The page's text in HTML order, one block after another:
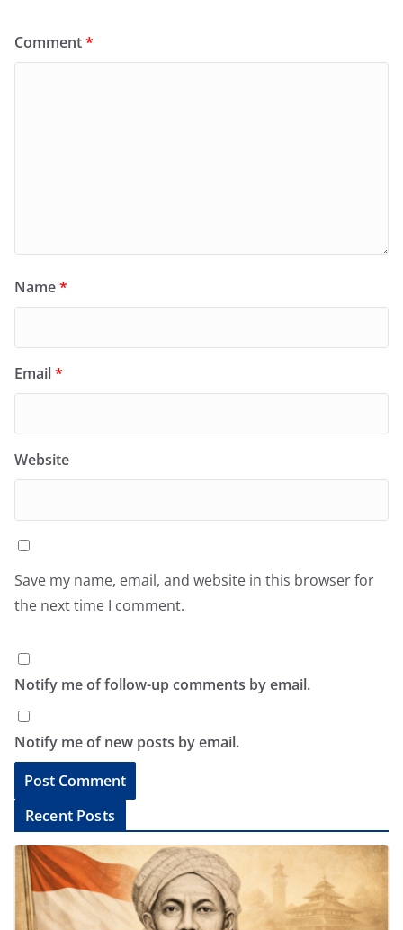
Comment*
Name*
Email*
Website
Save my name, email, and website in this browser for
the next time I comment.
Notify me of follow-up comments by email.
Notify me of new posts by email.
l
Recent Posts